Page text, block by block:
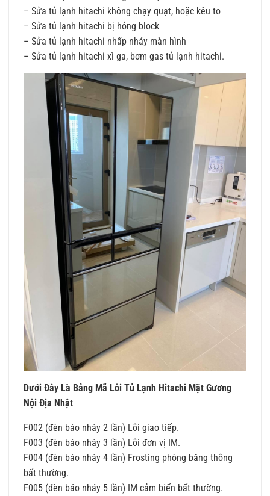
– Sửa tủ lạnh hitachi không chạy quạt, hoặc kêu to
– Sửa tủ lạnh hitachi bị hỏng block
– Sửa tủ lạnh hitachi nhấp nháy màn hình
– Sửa tủ lạnh hitachi xì ga, bơm gas tủ lạnh hitachi.
Dưới Đây Là Bảng Mã Lỗi Tủ Lạnh Hitachi Mặt Gương
Nội Địa Nhật
F002 (đèn báo nháy 2 lần) Lỗi giao tiếp.
F003 (đèn báo nháy 3 lần) Lỗi đơn vị IM.
F004 (đèn báo nháy 4 lần) Frosting phòng băng thông
bất thường.
F005 (đèn báo nháy 5 lần) IM cảm biến bất thường.